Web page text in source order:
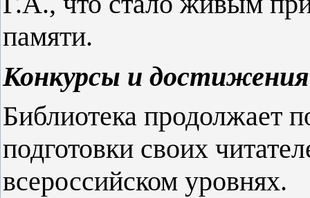
памяти.
Конкурсы и достижения
Библиотека продолжает
подготовки своих
всероссийском уровнях.